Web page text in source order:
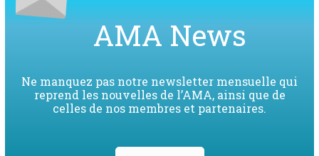
AMA News
Ne manquez pas notre newsletter mensuelle qui
reprend les nouvelles de l’AMA, ainsi que de
celles de nos membres et partenaires.